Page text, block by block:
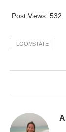
Post Views: 532
LOOMSTATE